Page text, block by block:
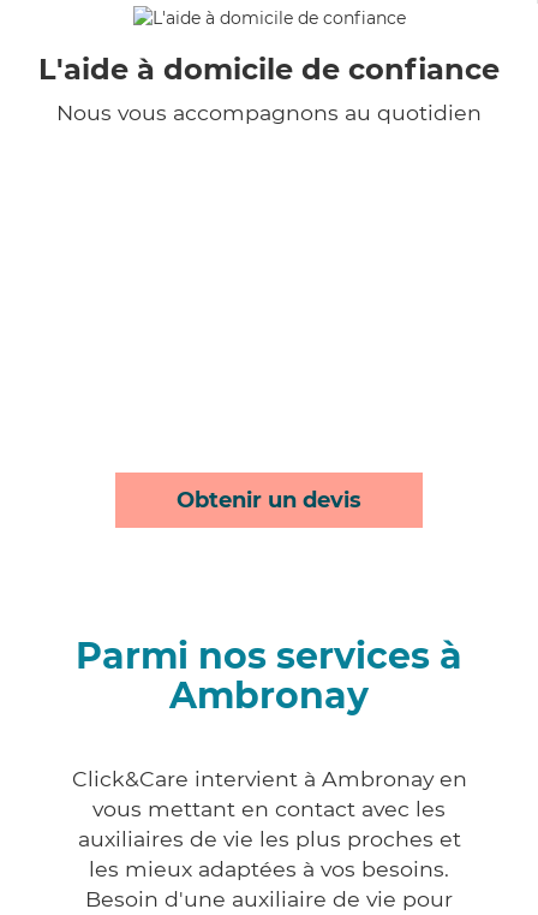
L'aide à domicile de confiance
Nous vous accompagnons au quotidien
Obtenir un devis
Parmi nos services à
Ambronay
Click&Care intervient à Ambronay en
vous mettant en contact avec les
auxiliaires de vie les plus proches et
les mieux adaptées à vos besoins.
Besoin d'une auxiliaire de vie pour